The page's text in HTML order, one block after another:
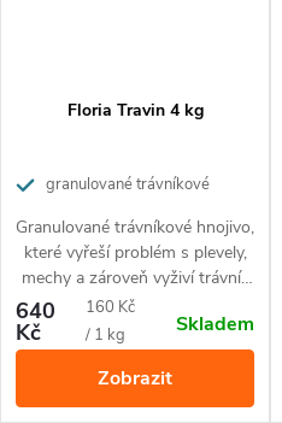
Floria Travin 4 kg
granulované trávníkové
účinkem proti plevelům a mechům
Granulované trávníkové hnojivo,
které vyřeší problém s plevely,
mechy a zároveň vyživí trávník
a aktivuje půdu. Působí po
dobu 2 měsíců. Jednoduchá
aplikace - k přímému posypání
do trávníku pomocí přiložené
odměrky. Hnojivo je bezpečné
640
Kč
Měrná
cena:
160 Kč
/ 1 kg
Skladem
Zobrazit